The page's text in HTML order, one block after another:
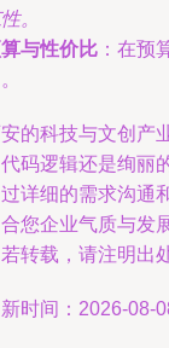
。
与性价比 ：在预
的科技与文创产
码逻辑还是绚丽
详细的需求沟通
您企业气质与发
转载，请注明出
时间：2026-08-